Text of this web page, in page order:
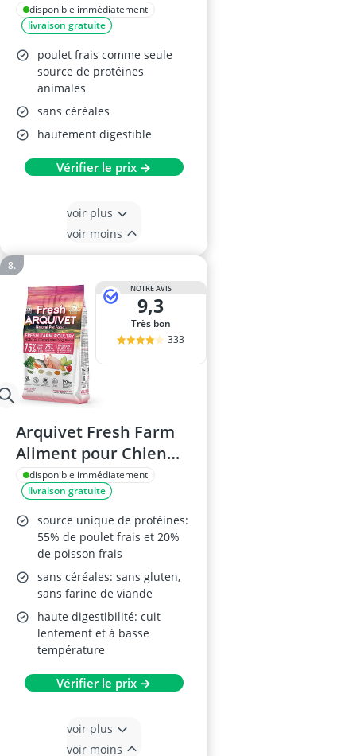
disponible immédiatement
livraison gratuite
poulet frais comme seule
source de protéines
animales
sans céréales
hautement digestible
Vérifier le prix →
voir plus
voir moins
NOTRE AVIS
9,3
Très bon
333
Arquivet Fresh Farm
Aliment pour Chien
2.5 Kg
disponible immédiatement
livraison gratuite
source unique de protéines:
55% de poulet frais et 20%
de poisson frais
sans céréales: sans gluten,
sans farine de viande
haute digestibilité: cuit
lentement et à basse
température
Vérifier le prix →
voir plus
voir moins